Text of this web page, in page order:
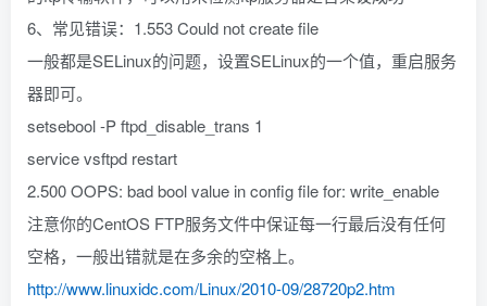
6、常见错误：1.553 Could not create file
一般都是SELinux的问题，设置SELinux的一个值，重启服务
器即可。
setsebool -P ftpd_disable_trans 1
service vsftpd restart
2.500 OOPS: bad bool value in config file for: write_enable
注意你的CentOS FTP服务文件中保证每一行最后没有任何
空格，一般出错就是在多余的空格上。
http://www.linuxidc.com/Linux/2010-09/28720p2.htm